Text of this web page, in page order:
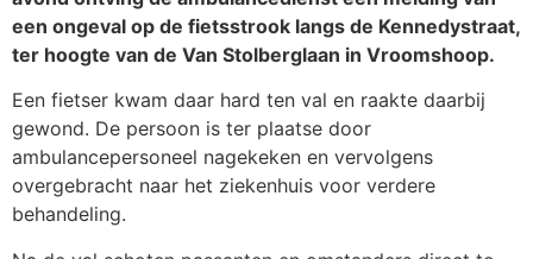
een ongeval op de fietsstrook langs de Kennedystraat,
ter hoogte van de Van Stolberglaan in Vroomshoop.
Een fietser kwam daar hard ten val en raakte daarbij
gewond. De persoon is ter plaatse door
ambulancepersoneel nagekeken en vervolgens
overgebracht naar het ziekenhuis voor verdere
behandeling.